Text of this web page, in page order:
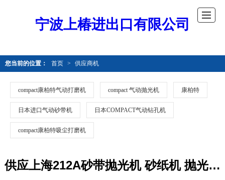
宁波上椿进出口有限公司
您当前的位置： 首页 > 供应商机
compact康柏特气动打磨机 compact 气动抛光机 康柏特
日本进口气动砂带机 日本COMPACT气动钻孔机
compact康柏特吸尘打磨机
供应上海212A砂带抛光机 砂纸机 抛光机价格